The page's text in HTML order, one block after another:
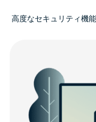
高度なセキュリティ機